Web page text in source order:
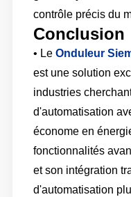
contrôle précis du
Conclusion
• Le Onduleur
est une solution
industries
d'automatisation
économe en
fonctionnalités
et son intégration
d'automatisation